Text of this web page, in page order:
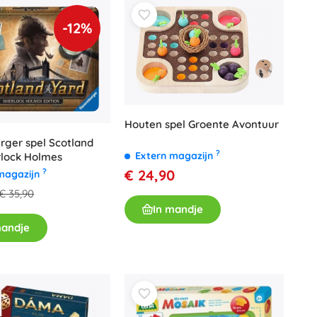
Art
One Piece
Avatar
Knuffels
Pluche figuren uit films en sprookjes
Interactieve knuffels
Hangers
Knuffels en tutdoekjes voor de allerkleinsten
+Meer tonen
Kinderkamer
Decoraties
Nachtlampjes en projectoren
Opbergruimte
Skippers en wipdieren
-12%
spel Scotland
Holmes
?
35,90
Houten spel Groente Avontuur
Extern magazijn ?
€ 24,90
In mandje